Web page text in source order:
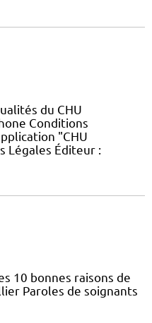
du CHU
Conditions
"CHU
Légales Éditeur :
10 bonnes raisons de
Paroles de soignants